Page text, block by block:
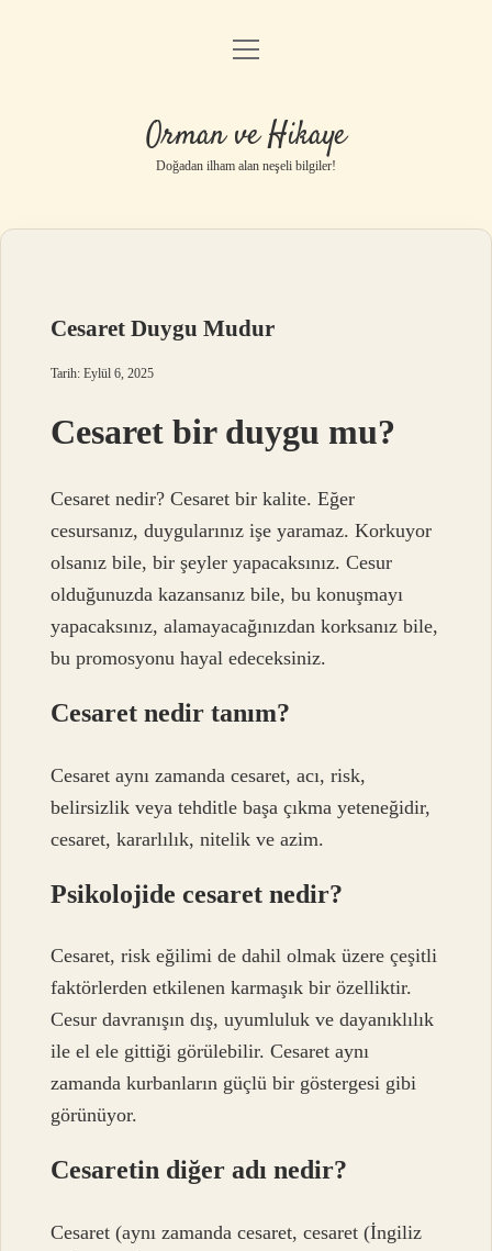
Anasayfa
Yasal Uyarı
menüyü
Orman ve Hikaye
Doğadan ilham alan neşeli bilgiler!
Cesaret Duygu Mudur
Tarih: Eylül 6, 2025
Cesaret bir duygu mu?
Cesaret nedir? Cesaret bir kalite. Eğer
cesursanız, duygularınız işe yaramaz. Korkuyor
olsanız bile, bir şeyler yapacaksınız. Cesur
olduğunuzda kazansanız bile, bu konuşmayı
yapacaksınız, alamayacağınızdan korksanız bile,
bu promosyonu hayal edeceksiniz.
Cesaret nedir tanım?
Cesaret aynı zamanda cesaret, acı, risk,
belirsizlik veya tehditle başa çıkma yeteneğidir,
cesaret, kararlılık, nitelik ve azim.
Psikolojide cesaret nedir?
Cesaret, risk eğilimi de dahil olmak üzere çeşitli
faktörlerden etkilenen karmaşık bir özelliktir.
Cesur davranışın dış, uyumluluk ve dayanıklılık
ile el ele gittiği görülebilir. Cesaret aynı
zamanda kurbanların güçlü bir göstergesi gibi
görünüyor.
Cesaretin diğer adı nedir?
Cesaret (aynı zamanda cesaret, cesaret (İngiliz